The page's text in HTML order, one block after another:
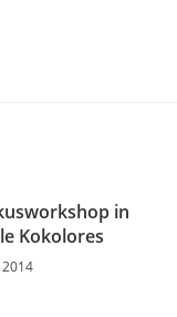
in
Kokolores
2014